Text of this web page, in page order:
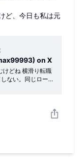
ど、今日も私は元
on X
横滑り転職
ない。同じロー